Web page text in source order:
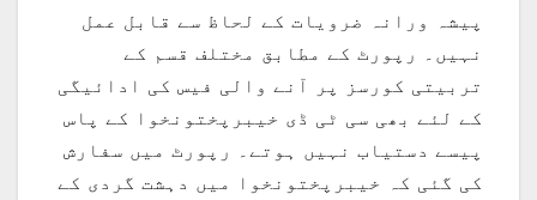
پیشہ ورانہ ضرویات کے لحاظ سے قابل عمل
نہیں۔ رپورٹ کے مطابق مختلف قسم کے
تربیتی کورسز پر آنے والی فیس کی ادائیگی
کے لئے بھی سی ٹی ڈی خیبرپختونخوا کے پاس
پیسے دستیاب نہیں ہوتے۔ رپورٹ میں سفارش
کی گئی کہ خیبرپختونخوا میں دہشت گردی کے